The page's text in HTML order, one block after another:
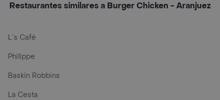
Restaurantes similares a Burger Chicken - Aranjuez
L´s Café
Philippe
Baskin Robbins
La Cesta